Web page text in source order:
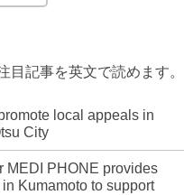
目記事を英文で読めます。
local appeals in
City
MEDI PHONE provides
Kumamoto to support